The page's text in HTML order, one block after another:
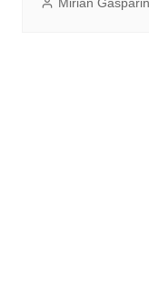
Mirian Gasparin